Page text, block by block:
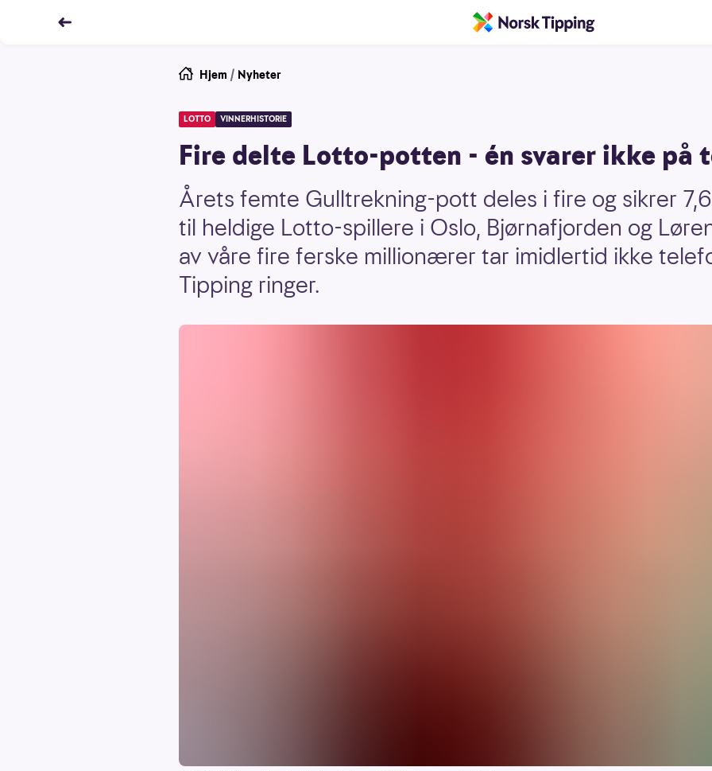
Hjem / Nyheter
LOTTO VINNERHISTORIE
Fire delte Lotto-potten - én svarer ikke på
Årets femte Gulltrekning-pott deles i fire og sikrer
til heldige Lotto-spillere i Oslo, Bjørnafjorden og
av våre fire ferske millionærer tar imidlertid ikke
Tipping ringer.